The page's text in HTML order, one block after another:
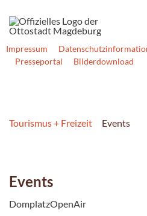
Impressum
Presseportal
Bilderdownload
Tourismus + Freizeit Events
Events
DomplatzOpenAir